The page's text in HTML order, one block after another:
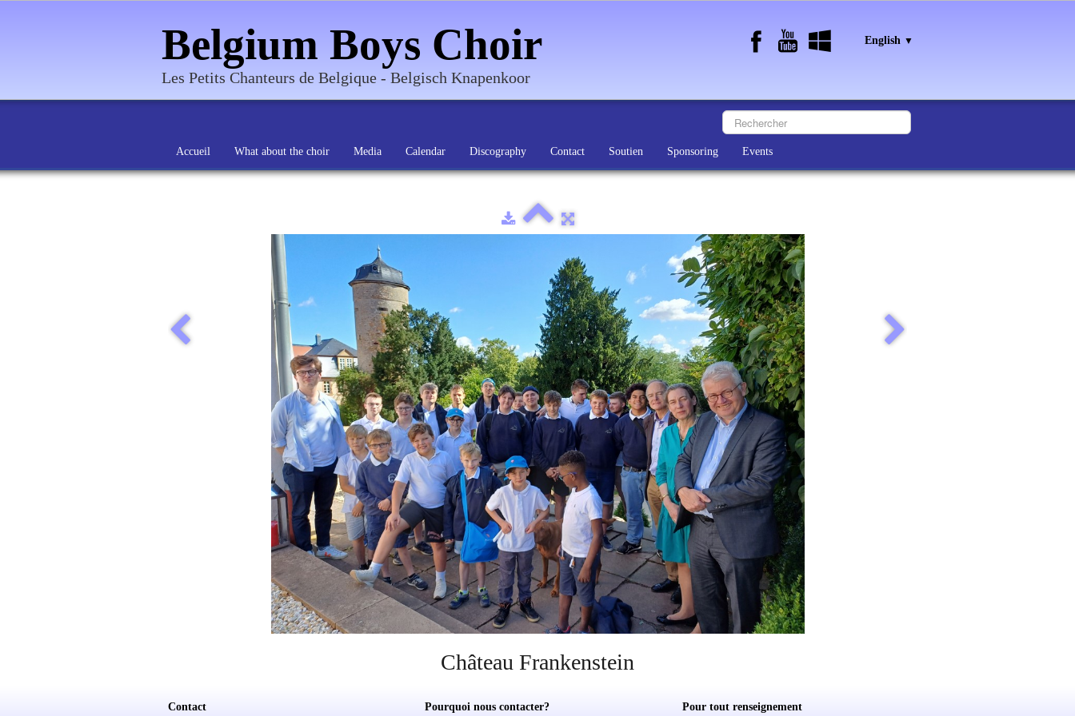
Belgium Boys Choir
Les Petits Chanteurs de Belgique - Belgisch Knapenkoor
English ▼
Accueil What about the choir Media Calendar Discography Contact Soutien Sponsoring Events
Château Frankenstein
Contact Pourquoi nous contacter? Pour tout renseignement